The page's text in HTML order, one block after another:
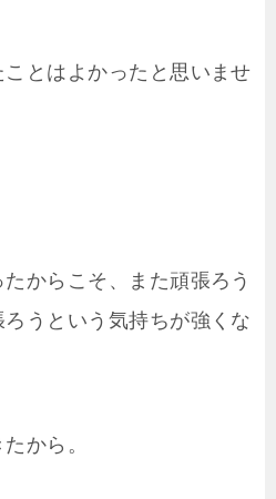
とはよかったと思いませ
からこそ、また頑張ろう
うという気持ちが強くな
から。